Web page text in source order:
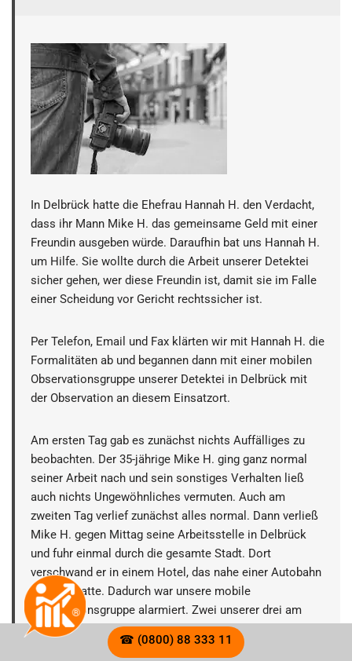
In Delbrück hatte die Ehefrau Hannah H. den Verdacht,
dass ihr Mann Mike H. das gemeinsame Geld mit einer
Freundin ausgeben würde. Daraufhin bat uns Hannah H.
um Hilfe. Sie wollte durch die Arbeit unserer Detektei
sicher gehen, wer diese Freundin ist, damit sie im Falle
einer Scheidung vor Gericht rechtssicher ist.
Per Telefon, Email und Fax klärten wir mit Hannah H. die
Formalitäten ab und begannen dann mit einer mobilen
Observationsgruppe unserer Detektei in Delbrück mit
der Observation an diesem Einsatzort.
Am ersten Tag gab es zunächst nichts Auffälliges zu
beobachten. Der 35-jährige Mike H. ging ganz normal
seiner Arbeit nach und sein sonstiges Verhalten ließ
auch nichts Ungewöhnliches vermuten. Auch am
zweiten Tag verlief zunächst alles normal. Dann verließ
Mike H. gegen Mittag seine Arbeitsstelle in Delbrück
und fuhr einmal durch die gesamte Stadt. Dort
verschwand er in einem Hotel, das nahe einer Autobahn
gelegen hatte. Dadurch war unsere mobile
Observationsgruppe alarmiert. Zwei unserer drei am
Einsatz beteiligten Detektive folgten, als Pärchen
getarnt, mit in die Lobby.
☎ (0800) 88 333 11